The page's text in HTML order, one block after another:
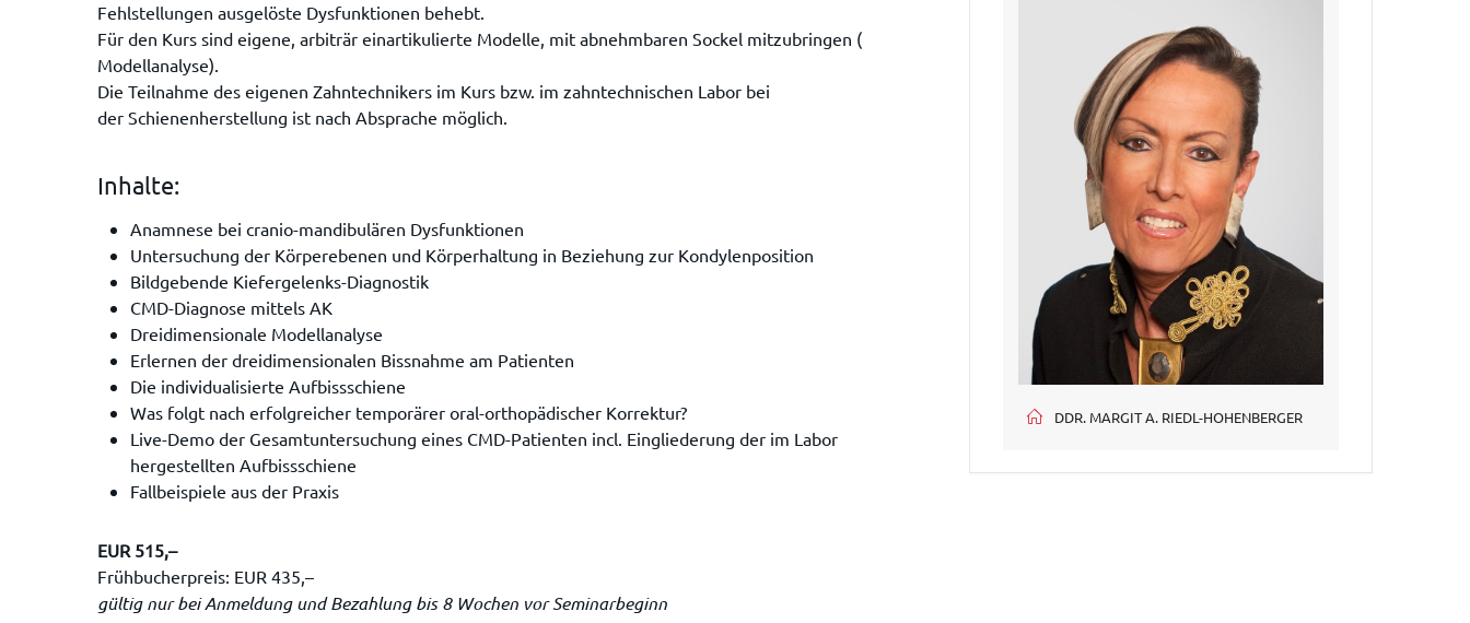
Hit enter to search or ESC to close
Fehlstellungen ausgelöste Dysfunktionen behebt.
Für den Kurs sind eigene, arbiträr einartikulierte Modelle, mit abnehmbaren Sockel mitzubringen (
Modellanalyse).
Die Teilnahme des eigenen Zahntechnikers im Kurs bzw. im zahntechnischen Labor bei
der Schienenherstellung ist nach Absprache möglich.
Inhalte:
Anamnese bei cranio-mandibulären Dysfunktionen
Untersuchung der Körperebenen und Körperhaltung in Beziehung zur Kondylenposition
Bildgebende Kiefergelenks-Diagnostik
CMD-Diagnose mittels AK
Dreidimensionale Modellanalyse
Erlernen der dreidimensionalen Bissnahme am Patienten
Die individualisierte Aufbissschiene
Was folgt nach erfolgreicher temporärer oral-orthopädischer Korrektur?
Live-Demo der Gesamtuntersuchung eines CMD-Patienten incl. Eingliederung der im Labor
hergestellten Aufbissschiene
Fallbeispiele aus der Praxis
EUR 515,–
Frühbucherpreis: EUR 435,–
gültig nur bei Anmeldung und Bezahlung bis 8 Wochen vor Seminarbeginn
DDR. MARGIT A. RIEDL-HOHENBERGER